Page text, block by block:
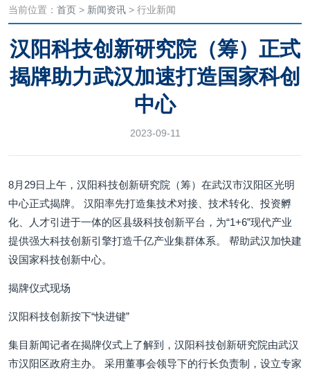
当前位置： 首页 > 新闻资讯 > 行业新闻
汉阳科技创新研究院（筹）正式
揭牌助力武汉加速打造国家科创
中心
2023-09-11
8月29日上午，汉阳科技创新研究院（筹）在武汉市汉阳区光明
中心正式揭牌。 汉阳率先打造集技术对接、技术转化、投资孵
化、人才引进于一体的区县级科技创新平台，为“1+6”现代产业
提供强大科技创新引擎打造千亿产业集群体系。 帮助武汉加快建
设国家科技创新中心。
揭牌仪式现场
汉阳科技创新按下“快进键”
集目新闻记者在揭牌仪式上了解到，汉阳科技创新研究院由武汉
市汉阳区政府主办。 采用董事会领导下的行长负责制，设立专家